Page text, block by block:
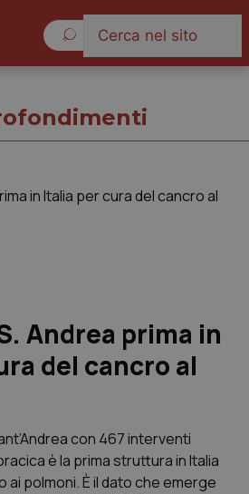
Andrea prima in
del cancro al
con 467 interventi
è la prima struttura in Italia
ai polmoni. È il dato che emerge